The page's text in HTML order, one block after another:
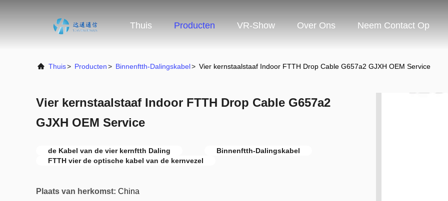
Thuis Producten VR-Show Over Ons Neem Contact Op
Thuis> Producten> Binnenftth-Dalingskabel> Vier kernstaalstaaf Indoor FTTH Drop Cable G657a2 GJXH OEM Service
Vier kernstaalstaaf Indoor FTTH Drop Cable G657a2
GJXH OEM Service
de Kabel van de vier kernftth Daling
Binnenftth-Dalingskabel
FTTH vier de optische kabel van de kernvezel
Plaats van herkomst: China